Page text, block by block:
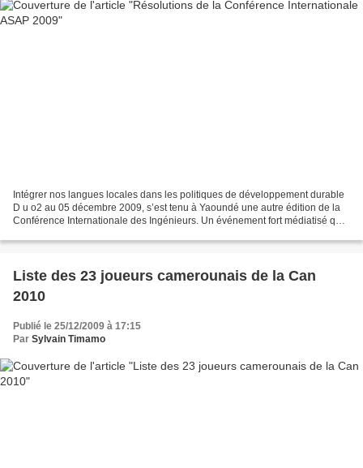
Intégrer nos langues locales dans les politiques de développement durable
D u o2 au 05 décembre 2009, s’est tenu à Yaoundé une autre édition de la
Conférence Internationale des Ingénieurs. Un événement fort médiatisé qui
Liste des 23 joueurs camerounais de la Can
2010
Publié le 25/12/2009 à 17:15
Par Sylvain Timamo